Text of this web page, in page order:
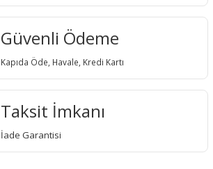
Güvenli Ödeme
Kapıda Öde, Havale, Kredi Kartı
Taksit İmkanı
İade Garantisi